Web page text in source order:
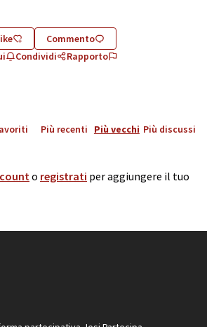
Commento
Condividi Rapporto
Più recenti Più vecchi Più discussi
o registrati per aggiungere il tuo